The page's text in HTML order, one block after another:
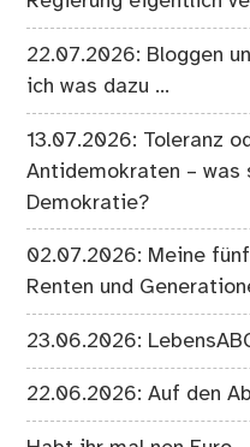
22.07.2026: Bloggen
ich was dazu …
13.07.2026: Toleranz
Antidemokraten – was
Demokratie?
02.07.2026: Meine
Renten und
23.06.2026:
22.06.2026: Auf den